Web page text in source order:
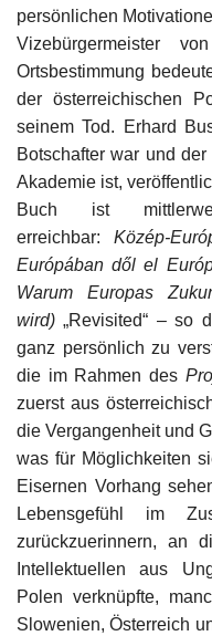
persönlichen
Vizebürgermeister
Ortsbestimmung
der österreichischen
seinem Tod. Erhard
Botschafter war und
Akademie ist,
Buch ist
erreichbar: Közép-
Európában dől el
Warum Europas
wird)„Revisited“ – so
ganz persönlich zu
die im Rahmen des
zuerst aus
die Vergangenheit und
was für Möglichkeiten
Eisernen Vorhang
Lebensgefühl im
zurückzuerinnern, an
Intellektuellen aus
Polen verknüpfte,
Slowenien, Österreich